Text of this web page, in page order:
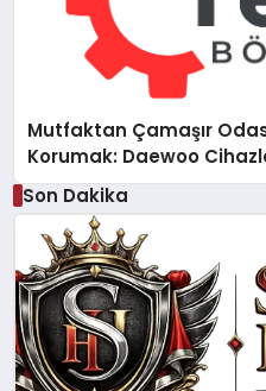
Mutfaktan Çamaşır
Korumak: Daewoo
Destek Deneyimi
Son Dakika